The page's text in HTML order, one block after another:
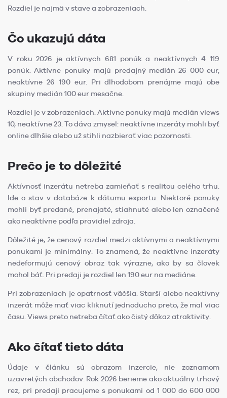
Rozdiel je najmä v stave a zobrazeniach.
Čo ukazujú dáta
V roku 2026 je aktívnych 681 ponúk a neaktívnych 4 119
ponúk. Aktívne ponuky majú predajný medián 26 000 eur,
neaktívne 26 190 eur. Pri dlhodobom prenájme majú obe
skupiny medián 100 eur mesačne.
Rozdiel je v zobrazeniach. Aktívne ponuky majú medián views
10, neaktívne 23. To dáva zmysel: neaktívne inzeráty mohli byť
online dlhšie alebo už stihli nazbierať viac pozornosti.
Prečo je to dôležité
Aktívnosť inzerátu netreba zamieňať s realitou celého trhu.
Ide o stav v databáze k dátumu exportu. Niektoré ponuky
mohli byť predané, prenajaté, stiahnuté alebo len označené
ako neaktívne podľa pravidiel zdroja.
Dôležité je, že cenový rozdiel medzi aktívnymi a neaktívnymi
ponukami je minimálny. To znamená, že neaktívne inzeráty
nedeformujú cenový obraz tak výrazne, ako by sa človek
mohol báť. Pri predaji je rozdiel len 190 eur na mediáne.
Pri zobrazeniach je opatrnosť väčšia. Starší alebo neaktívny
inzerát môže mať viac kliknutí jednoducho preto, že mal viac
času. Views preto netreba čítať ako čistý dôkaz atraktivity.
Ako čítať tieto dáta
Údaje v článku sú obrazom inzercie, nie zoznamom
uzavretých obchodov. Rok 2026 berieme ako aktuálny trhový
rez, pri predaji pracujeme s ponukami od 1 000 do 600 000